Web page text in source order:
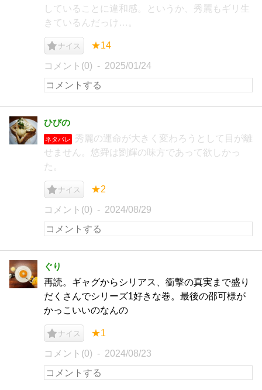
していることに違和感。というか、秀麗もギリ生
きているんだっけ…。
ナイス ★14
コメント(0) 2025/01/24
ひびの
ネタバレ
秀麗の運命が大きく変わろうとして目が離
せません。悠舜は劉輝の味方であって欲しかっ
た。
ナイス ★2
コメント(0) 2024/08/29
ぐり
再読。ギャグからシリアス、衝撃の真実まで盛り
だくさんでシリーズ1好きな巻。最後の邵可様が
かっこいいのなんの
ナイス ★1
コメント(0) 2024/08/23